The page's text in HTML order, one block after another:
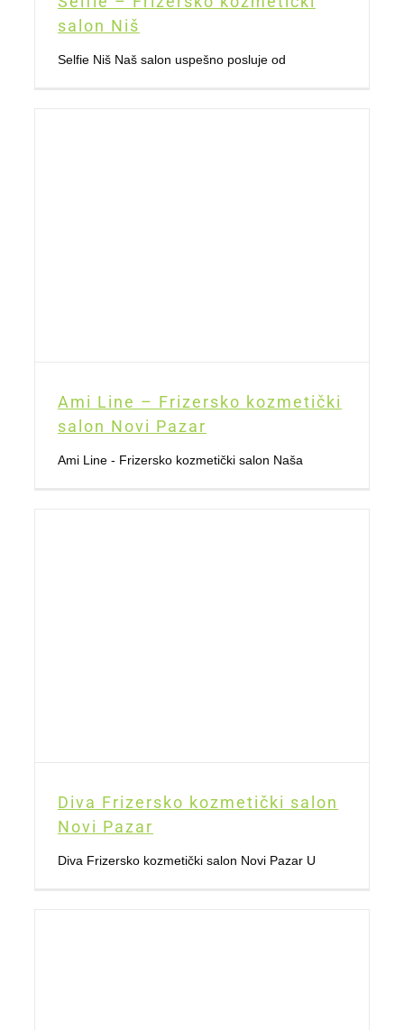
salon Niš
Selfie Niš Naš salon uspešno posluje od
Ami Line – Frizersko kozmetički
salon Novi Pazar
Ami Line - Frizersko kozmetički salon Naša
Diva Frizersko kozmetički salon
Novi Pazar
Diva Frizersko kozmetički salon Novi Pazar U